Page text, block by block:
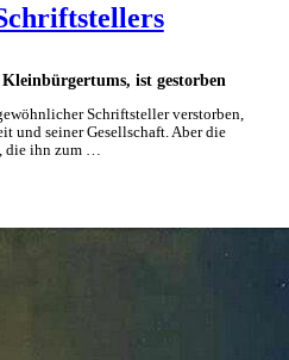
ist gestorben
Schriftsteller verstorben,
und seiner Gesellschaft. Aber die
die ihn zum …